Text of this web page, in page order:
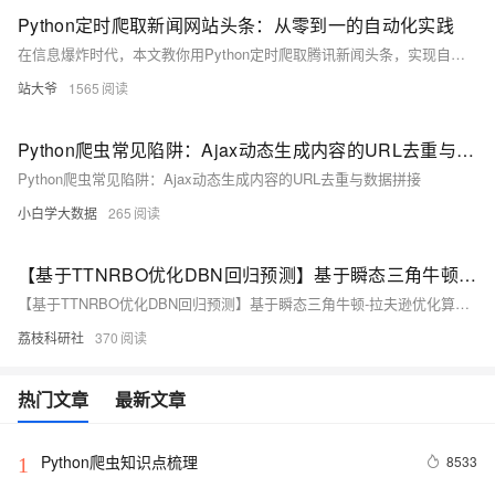
Python定时爬取新闻网站头条：从零到一的自动化实践
在信息爆炸时代，本文教你用Python定时爬取腾讯新闻头条，实现自动化监控。涵盖请求、解析、存储、去重、代理及异常通知，助你构建高效新闻采集系统，适用于金融、电商、媒体等场景。（238字）
站大爷 1565
Python爬虫常见陷阱：Ajax动态生成内容的URL去重与数据拼接
Python爬虫常见陷阱：Ajax动态生成内容的URL去重与数据拼接
小白学大数据 265
【基于TTNRBO优化DBN回归预测】基于瞬态三角牛顿-拉夫逊优化算法（TTNRBO）优化深度信念网络（DBN）数据回归预测研究（Matlab代码实现）
【基于TTNRBO优化DBN回归预测】基于瞬态三角牛顿-拉夫逊优化算法（TTNRBO）优化深度信念网络（DBN）数据回归预测研究（Matlab代码实现）
荔枝科研社 370
热门文章 最新文章
1 Python爬虫知识点梳理 8533